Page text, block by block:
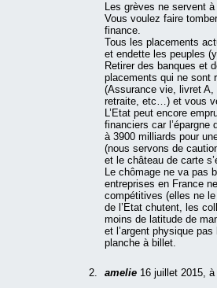
Les grèves ne servent
Vous voulez faire
finance.
Tous les placements
et endette les peuples
Retirer des banques et
placements qui ne sont
(Assurance vie, livret
retraite, etc…) et vous
L’Etat peut encore
financiers car l’épargne
à 3900 milliards pour
(nous servons de
et le château de carte
Le chômage ne va pas
entreprises en France
compétitives (elles ne
de l’Etat chutent, les
moins de latitude de
et l’argent physique
planche à billet.
amelie 16 juillet 2015, à